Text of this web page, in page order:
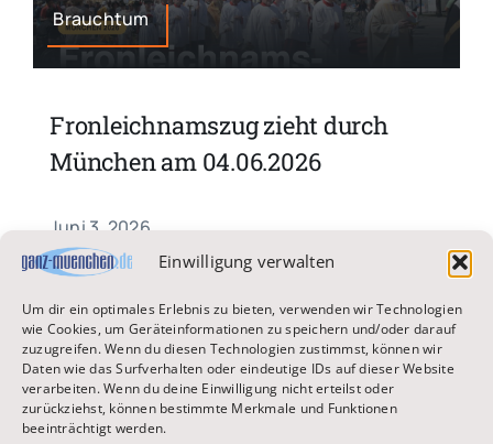
Einwilligung verwalten
Um dir ein optimales Erlebnis zu bieten, verwenden wir Technologien
wie Cookies, um Geräteinformationen zu speichern und/oder darauf
zuzugreifen. Wenn du diesen Technologien zustimmst, können wir
Daten wie das Surfverhalten oder eindeutige IDs auf dieser Website
verarbeiten. Wenn du deine Einwilligung nicht erteilst oder
zurückziehst, können bestimmte Merkmale und Funktionen
beeinträchtigt werden.
Brauchtum
Fronleichnamszug zieht durch
München am 04.06.2026
Juni 3, 2026